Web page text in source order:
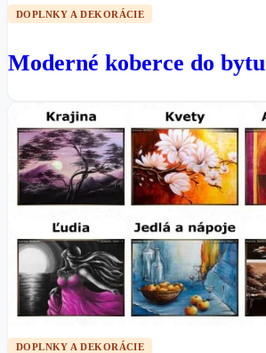
DOPLNKY A DEKORÁCIE
Moderné koberce do bytu
DOPLNKY A DEKORÁCIE